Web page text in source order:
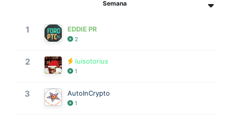
Semana
1 EDDIE PR
2
2 luisotorius
1
3 AutoInCrypto
1